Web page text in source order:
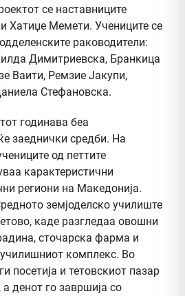
се наставниците
Хатиџе Мемети. Учениците се
раководители:
Димитриевска, Бранкица
Ваити, Ремзие Јакупи,
Стефановска.
годинава беа
заеднички средби. На
од петтите
карактеристични
региони на Македонија.
земјоделско училиште
каде разгледаа овошни
сточарска фарма и
комплекс. Во
посетија и тетовскиот пазар
денот го завршија со